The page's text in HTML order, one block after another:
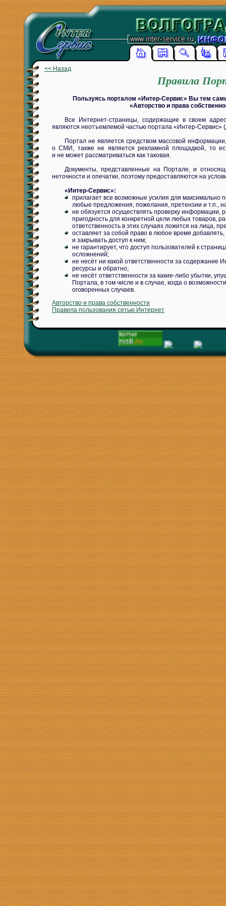
<< Назад
Правила
Пользуясь порталом «Интер-Сервис» Вы тем
«Авторство и права
Все Интернет-страницы, содержащие в своем
являются неотъемлемой частью портала «Интер-Сервис»
Портал не является средством массовой
о СМИ, также не является рекламной площадкой, то
и не может рассматриваться как таковая.
Документы, представленные на Портале, и
неточности и опечатки, поэтому предоставляются на
«Интер-Сервис»:
прилагает все возможные усилия для максимально
любые предложения, пожелания, претензии и т.п.,
не обязуется осуществлять проверку информации,
пригодность для конкретной цели любых товаров,
ответственность в этих случаях ложится на лица,
оставляет за собой право в любое время
и закрывать доступ к ним;
не гарантирует, что доступ пользователей к
осложнений;
не несёт ни какой ответственности за содержание
ресурсы и обратно;
не несёт ответственности за какие-либо убытки,
Портала, в том числе и в случае, когда о
оговоренных случаев.
Авторство и права собственности
Правила пользования сетью Интернет